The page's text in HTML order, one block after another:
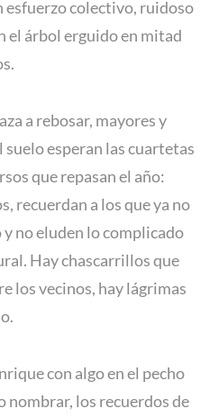
esfuerzo colectivo, ruidoso
el árbol erguido en mitad
a rebosar, mayores y
suelo esperan las cuartetas
que repasan el año:
recuerdan a los que ya no
no eluden lo complicado
Hay chascarrillos que
los vecinos, hay lágrimas
con algo en el pecho
nombrar, los recuerdos de